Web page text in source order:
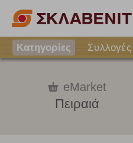
Κατηγορίες
Συλλογές
eMarket
Πειραιά